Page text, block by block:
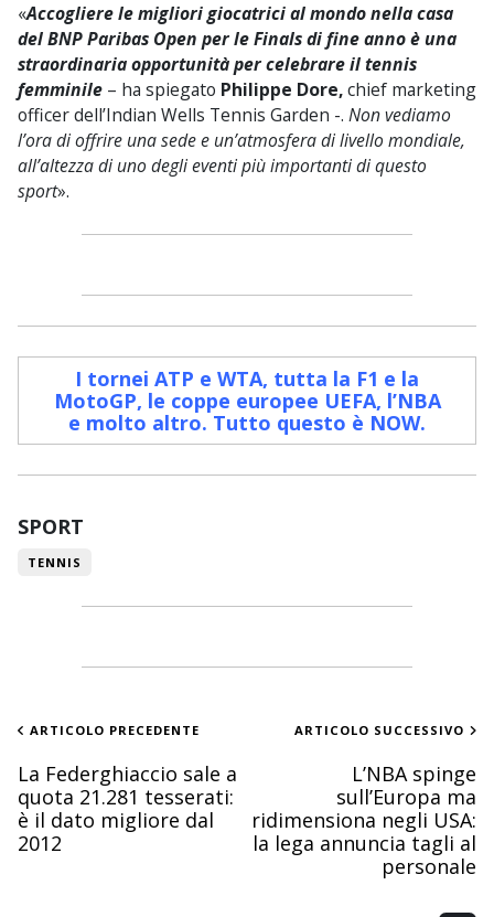
«Accogliere le migliori giocatrici al mondo nella casa
del BNP Paribas Open per le Finals di fine anno è una
straordinaria opportunità per celebrare il tennis
femminile– ha spiegato Philippe Dore,chief marketing
officer dell’Indian Wells Tennis Garden -. Non vediamo
l’ora di offrire una sede e un’atmosfera di livello mondiale,
all’altezza di uno degli eventi più importanti di questo
sport».
I tornei ATP e WTA, tutta la F1 e la
MotoGP, le coppe europee UEFA, l’NBA
e molto altro. Tutto questo è NOW.
SPORT
TENNIS
ARTICOLO PRECEDENTE
La Federghiaccio sale a
quota 21.281 tesserati:
è il dato migliore dal
2012
ARTICOLO SUCCESSIVO
L’NBA spinge
sull’Europa ma
ridimensiona negli USA:
la lega annuncia tagli al
personale